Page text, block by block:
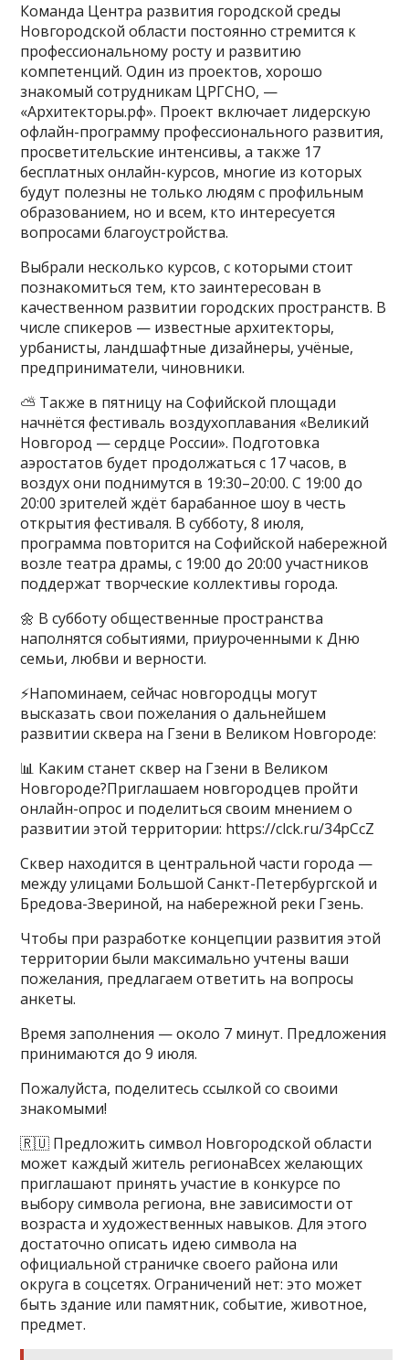
Команда Центра развития городской среды
Новгородской области постоянно стремится к
профессиональному росту и развитию
компетенций. Один из проектов, хорошо
знакомый сотрудникам ЦРГСНО, —
«Архитекторы.рф». Проект включает лидерскую
офлайн-программу профессионального развития,
просветительские интенсивы, а также 17
бесплатных онлайн-курсов, многие из которых
будут полезны не только людям с профильным
образованием, но и всем, кто интересуется
вопросами благоустройства.
Выбрали несколько курсов, с которыми стоит
познакомиться тем, кто заинтересован в
качественном развитии городских пространств. В
числе спикеров — известные архитекторы,
урбанисты, ландшафтные дизайнеры, учёные,
предприниматели, чиновники.
⛅️ Также в пятницу на Софийской площади
начнётся фестиваль воздухоплавания «Великий
Новгород — сердце России». Подготовка
аэростатов будет продолжаться с 17 часов, в
воздух они поднимутся в 19:30–20:00. С 19:00 до
20:00 зрителей ждёт барабанное шоу в честь
открытия фестиваля. В субботу, 8 июля,
программа повторится на Софийской набережной
возле театра драмы, с 19:00 до 20:00 участников
поддержат творческие коллективы города.
🌼 В субботу общественные пространства
наполнятся событиями, приуроченными к Дню
семьи, любви и верности.
⚡️Напоминаем, сейчас новгородцы могут
высказать свои пожелания о дальнейшем
развитии сквера на Гзени в Великом Новгороде:
📊 Каким станет сквер на Гзени в Великом
Новгороде?Приглашаем новгородцев пройти
онлайн-опрос и поделиться своим мнением о
развитии этой территории: https://clck.ru/34pCcZ
Сквер находится в центральной части города —
между улицами Большой Санкт-Петербургской и
Бредова-Звериной, на набережной реки Гзень.
Чтобы при разработке концепции развития этой
территории были максимально учтены ваши
пожелания, предлагаем ответить на вопросы
анкеты.
Время заполнения — около 7 минут. Предложения
принимаются до 9 июля.
Пожалуйста, поделитесь ссылкой со своими
знакомыми!
🇷🇺 Предложить символ Новгородской области
может каждый житель регионаВсех желающих
приглашают принять участие в конкурсе по
выбору символа региона, вне зависимости от
возраста и художественных навыков. Для этого
достаточно описать идею символа на
официальной страничке своего района или
округа в соцсетях. Ограничений нет: это может
быть здание или памятник, событие, животное,
предмет.